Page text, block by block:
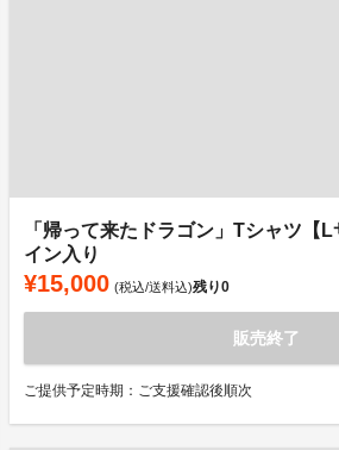
「帰って来たドラゴン」Tシャツ
イン入り
¥15,000 (税込/送料込)残り0
販売終了
ご提供予定時期：ご支援確認後順次